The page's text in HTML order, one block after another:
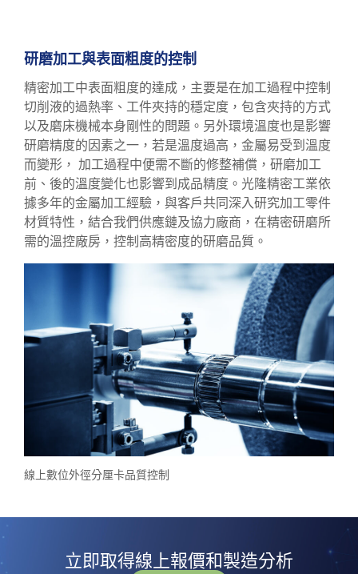
研磨加工與表面粗度的控制
精密加工中表面粗度的達成，主要是在加工過程中控制
切削液的過熱率、工件夾持的穩定度，包含夾持的方式
以及磨床機械本身剛性的問題。另外環境溫度也是影響
研磨精度的因素之一，若是溫度過高，金屬易受到溫度
而變形， 加工過程中便需不斷的修整補償，研磨加工
前、後的溫度變化也影響到成品精度。光隆精密工業依
據多年的金屬加工經驗，與客戶共同深入研究加工零件
材質特性，結合我們供應鏈及協力廠商，在精密研磨所
需的溫控廠房，控制高精密度的研磨品質。
線上數位外徑分厘卡品質控制
立即取得線上報價和製造分析